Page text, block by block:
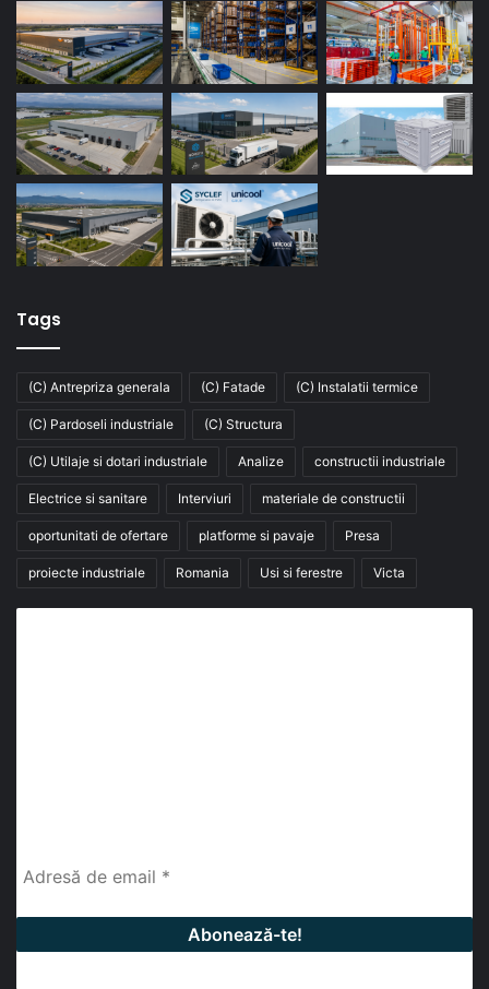
Tags
(C) Antrepriza generala (C) Fatade (C) Instalatii termice
(C) Pardoseli industriale (C) Structura
(C) Utilaje si dotari industriale Analize constructii industriale
Electrice si sanitare Interviuri materiale de constructii
oportunitati de ofertare platforme si pavaje Presa
proiecte industriale Romania Usi si ferestre Victa